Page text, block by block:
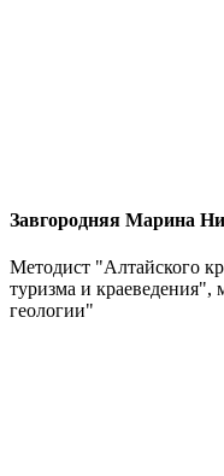
Завгородняя Марина
Методист "Алтайского
туризма и краеведения",
геологии"